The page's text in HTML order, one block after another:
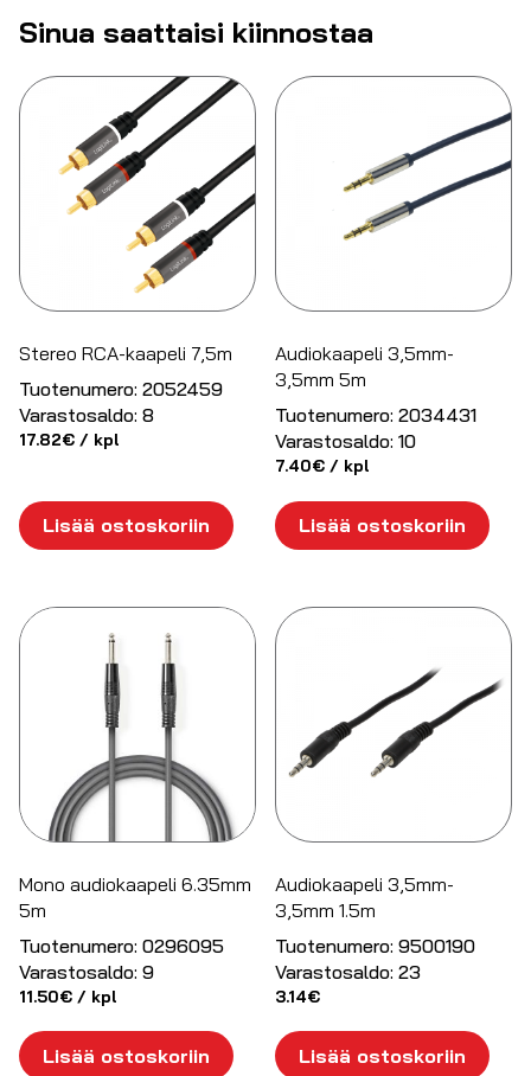
Sinua saattaisi kiinnostaa
Stereo RCA-kaapeli 7,5m
Tuotenumero: 2052459
Varastosaldo: 8
17.82€ / kpl
Lisää ostoskoriin
Audiokaapeli 3,5mm-
3,5mm 5m
Tuotenumero: 2034431
Varastosaldo: 10
7.40€ / kpl
Lisää ostoskoriin
Mono audiokaapeli 6.35mm
5m
Tuotenumero: 0296095
Varastosaldo: 9
11.50€ / kpl
Lisää ostoskoriin
Audiokaapeli 3,5mm-
3,5mm 1.5m
Tuotenumero: 9500190
Varastosaldo: 23
3.14€
Lisää ostoskoriin